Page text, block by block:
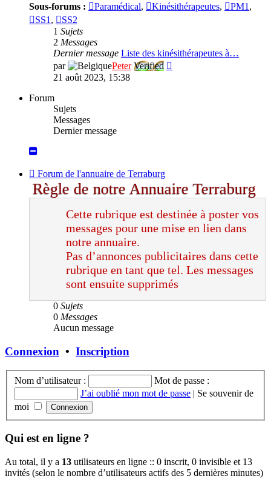
Sous-forums :
Paramédical, Kinésithérapeutes, PM1,
SS1,
SS2
1 Sujets
2 Messages
Dernier message Liste des kinésithérapeutes à…
par
Peter Verified
21 août 2023, 15:38
Forum
Sujets
Messages
Dernier message
Flux
-
Forum
l'annuaire
Forum de l'annuaire de Terraburg
Règle de notre Annuaire Terraburg
Cette rubrique est destinée à poster vos
messages pour une mise en lien dans
notre annuaire.
Pas d’annonces publicitaires dans cette
rubrique en tant que tel. Les messages
sont ensuite supprimés
0 Sujets
0 Messages
Aucun message
Connexion • Inscription
Nom d’utilisateur :
Mot de passe :
J’ai oublié mon mot de passe | Se souvenir de
moi
Qui est en ligne ?
Au total, il y a 13 utilisateurs en ligne :: 0 inscrit, 0 invisible et 13
invités (selon le nombre d’utilisateurs actifs des 5 dernières minutes)